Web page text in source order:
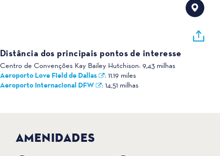
Distância dos principais pontos de interesse
Centro de Convenções Kay Bailey Hutchison: 9,43 milhas
Aeroporto Love Field de Dallas : 11.19 miles
Aeroporto Internacional DFW : 14,51 milhas
AMENIDADES